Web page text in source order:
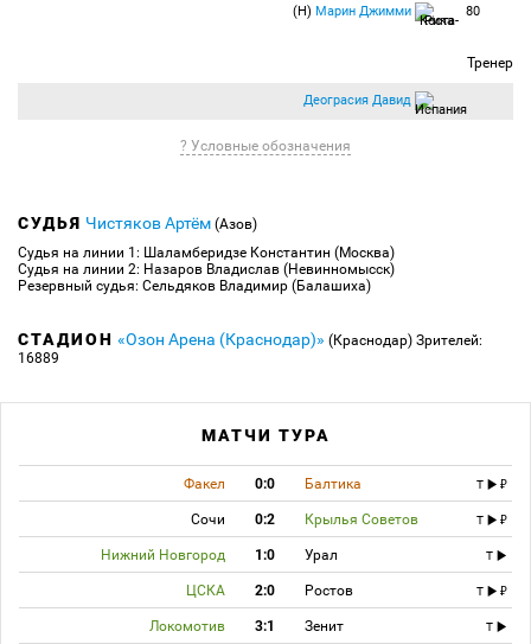
(Н) Марин Джимми 80
Тренер
Деограсия Давид
? Условные обозначения
СУДЬЯ Чистяков Артём (Азов)
Судья на линии 1: Шаламберидзе Константин (Москва)
Судья на линии 2: Назаров Владислав (Невинномысск)
Резервный судья: Сельдяков Владимир (Балашиха)
СТАДИОН «Озон Арена (Краснодар)» (Краснодар) Зрителей:
16889
МАТЧИ ТУРА
Факел 0:0 Балтика T
Сочи 0:2 Крылья Советов T
Нижний Новгород 1:0 Урал T
ЦСКА 2:0 Ростов T
Локомотив 3:1 Зенит T